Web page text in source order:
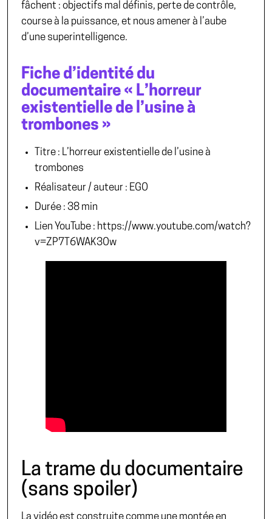
fâchent : objectifs mal définis, perte de contrôle,
course à la puissance, et nous amener à l’aube
d’une superintelligence.
Fiche d’identité du
documentaire « L’horreur
existentielle de l’usine à
trombones »
Titre : L’horreur existentielle de l’usine à
trombones
Réalisateur / auteur : EGO
Durée : 38 min
Lien YouTube : https://www.youtube.com/watch?
v=ZP7T6WAK3Ow
La trame du documentaire
(sans spoiler)
La vidéo est construite comme une montée en